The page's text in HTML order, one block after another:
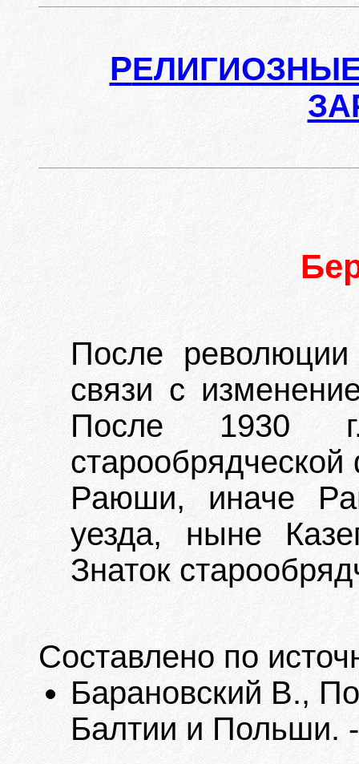
Р
После
связи с
После 1930
Раюши, иначе
уезда, ныне
Знаток
Составлено по
Барановский В.,
Балтии и Польши.